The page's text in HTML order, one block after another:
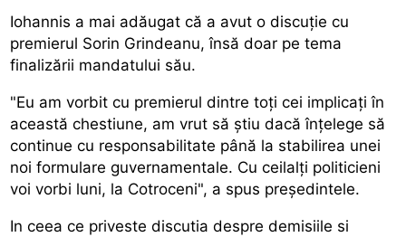
Iohannis a mai adăugat că a avut o discuţie cu
premierul Sorin Grindeanu, însă doar pe tema
finalizării mandatului său.
"Eu am vorbit cu premierul dintre toţi cei implicaţi în
această chestiune, am vrut să ştiu dacă înţelege să
continue cu responsabilitate până la stabilirea unei
noi formulare guvernamentale. Cu ceilalţi politicieni
voi vorbi luni, la Cotroceni", a spus preşedintele.
In ceea ce priveste discutia despre demisiile si